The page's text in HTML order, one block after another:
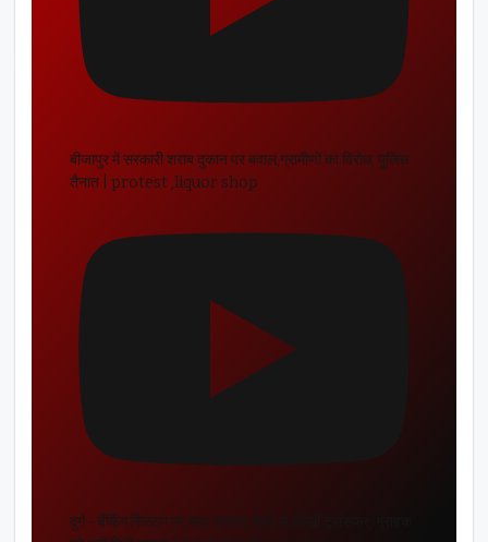
बीजापुर में सरकारी शराब दुकान पर बवाल,ग्रामीणों का विरोध, पुलिस
तैनात | protest ,liquor shop
दुर्ग - बैंकिंग सिस्टम पर बड़ा सवाल! खाते से लाखों ट्रांसफर, ग्राहक